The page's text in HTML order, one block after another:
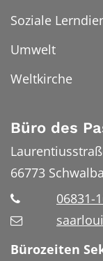
Soziale
Umwelt
Weltkirche
Büro des
66773
06831-
Bürozeiten